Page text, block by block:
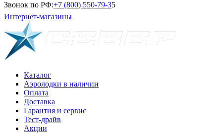
Звонок по РФ:+7 (800) 550-79-35
Интернет-магазины
Каталог
Аэролодки в наличии
Оплата
Доставка
Гарантия и сервис
Тест-драйв
Акции